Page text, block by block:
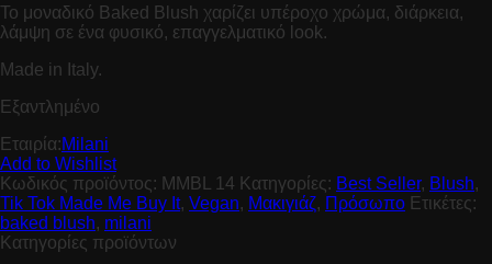
Το μοναδικό Baked Blush χαρίζει υπέροχο χρώμα, διάρκεια,
λάμψη σε ένα φυσικό, επαγγελματικό look.
Made in Italy.
Εξαντλημένο
Εταιρία:Milani
Add to Wishlist
Κωδικός προϊόντος: MMBL 14 Κατηγορίες: Best Seller, Blush,
Tik Tok Made Me Buy It, Vegan, Μακιγιάζ, Πρόσωπο Ετικέτες:
baked blush, milani
Κατηγορίες προϊόντων